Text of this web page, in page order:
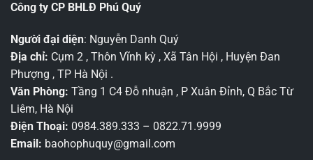
Công ty CP BHLĐ Phú Quý
Người đại diện: Nguyễn Danh Quý
Địa chỉ: Cụm 2 , Thôn Vĩnh kỳ , Xã Tân Hội , Huyện Đan
Phượng , TP Hà Nội .
Văn Phòng: Tầng 1 C4 Đỗ nhuận , P Xuân Đỉnh, Q Bắc Từ
Liêm, Hà Nội
Điện Thoại: 0984.389.333 – 0822.71.9999
Email: baohophuquy@gmail.com